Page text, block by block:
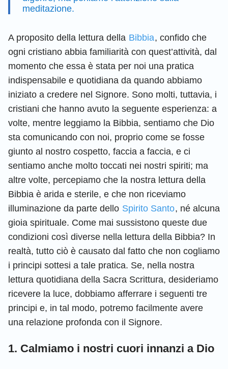
meditazione.
A proposito della lettura della Bibbia, confido che
ogni cristiano abbia familiarità con quest’attività, dal
momento che essa è stata per noi una pratica
indispensabile e quotidiana da quando abbiamo
iniziato a credere nel Signore. Sono molti, tuttavia, i
cristiani che hanno avuto la seguente esperienza: a
volte, mentre leggiamo la Bibbia, sentiamo che Dio
sta comunicando con noi, proprio come se fosse
giunto al nostro cospetto, faccia a faccia, e ci
sentiamo anche molto toccati nei nostri spiriti; ma
altre volte, percepiamo che la nostra lettura della
Bibbia è arida e sterile, e che non riceviamo
illuminazione da parte dello Spirito Santo, né alcuna
gioia spirituale. Come mai sussistono queste due
condizioni così diverse nella lettura della Bibbia? In
realtà, tutto ciò è causato dal fatto che non cogliamo
i principi sottesi a tale pratica. Se, nella nostra
lettura quotidiana della Sacra Scrittura, desideriamo
ricevere la luce, dobbiamo afferrare i seguenti tre
principi e, in tal modo, potremo facilmente avere
una relazione profonda con il Signore.
1. Calmiamo i nostri cuori innanzi a Dio